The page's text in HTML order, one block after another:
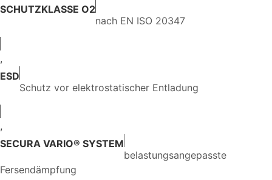
SCHUTZKLASSE O2
nach EN ISO 20347
,
ESD
Schutz vor elektrostatischer Entladung
,
SECURA VARIO® SYSTEM
belastungsangepasste
Fersendämpfung